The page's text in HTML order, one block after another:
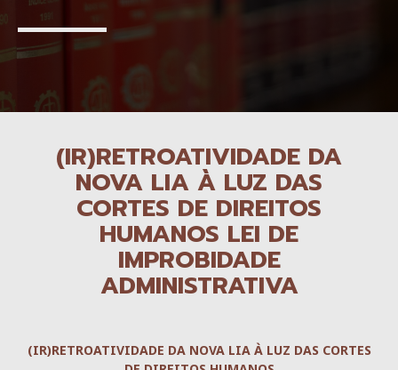
(IR)RETROATIVIDADE DA
NOVA LIA À LUZ DAS
CORTES DE DIREITOS
HUMANOS LEI DE
IMPROBIDADE
ADMINISTRATIVA
(IR)RETROATIVIDADE DA NOVA LIA À LUZ DAS CORTES